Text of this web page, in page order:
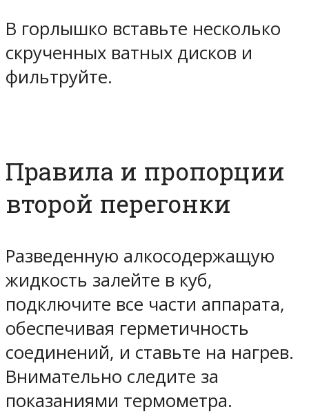
В горлышко вставьте несколько
скрученных ватных дисков и
фильтруйте.
Правила и пропорции
второй перегонки
Разведенную алкосодержащую
жидкость залейте в куб,
подключите все части аппарата,
обеспечивая герметичность
соединений, и ставьте на нагрев.
Внимательно следите за
показаниями термометра.